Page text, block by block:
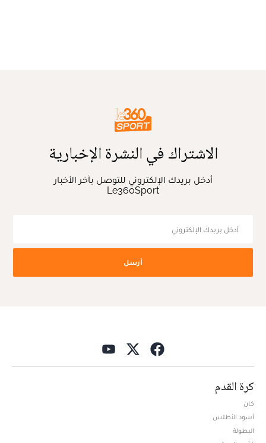
الاشتراك في النشرة الإخبارية
أدخل بريدك الإلكتروني للتوصل بآخر الأخبار
Le360Sport
أرسل
كرة القدم
كان
أسود الأطلس
البطولة